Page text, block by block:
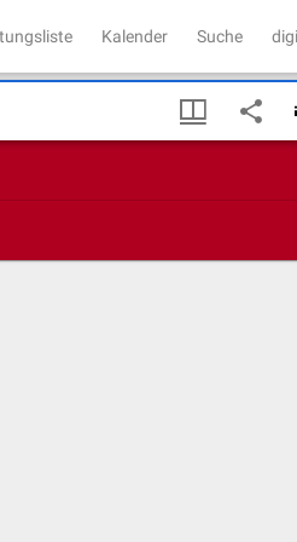
Kalender Suche